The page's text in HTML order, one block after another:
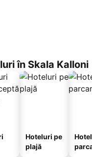
în Skala Kalloni
Hoteluri pe
plajă